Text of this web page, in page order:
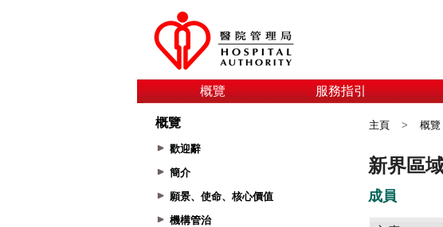
概覽 服務指引
概覽
歡迎辭
簡介
願景、使命、核心價值
機構管治
主頁 > 概覽